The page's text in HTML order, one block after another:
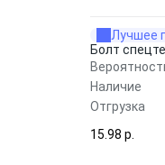
Лучшее
Болт
Наличие
Отгрузка
15.98 p.